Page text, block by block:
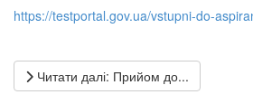
https://testportal.gov.ua/vstupni-do-
Читати далі: Прийом до...